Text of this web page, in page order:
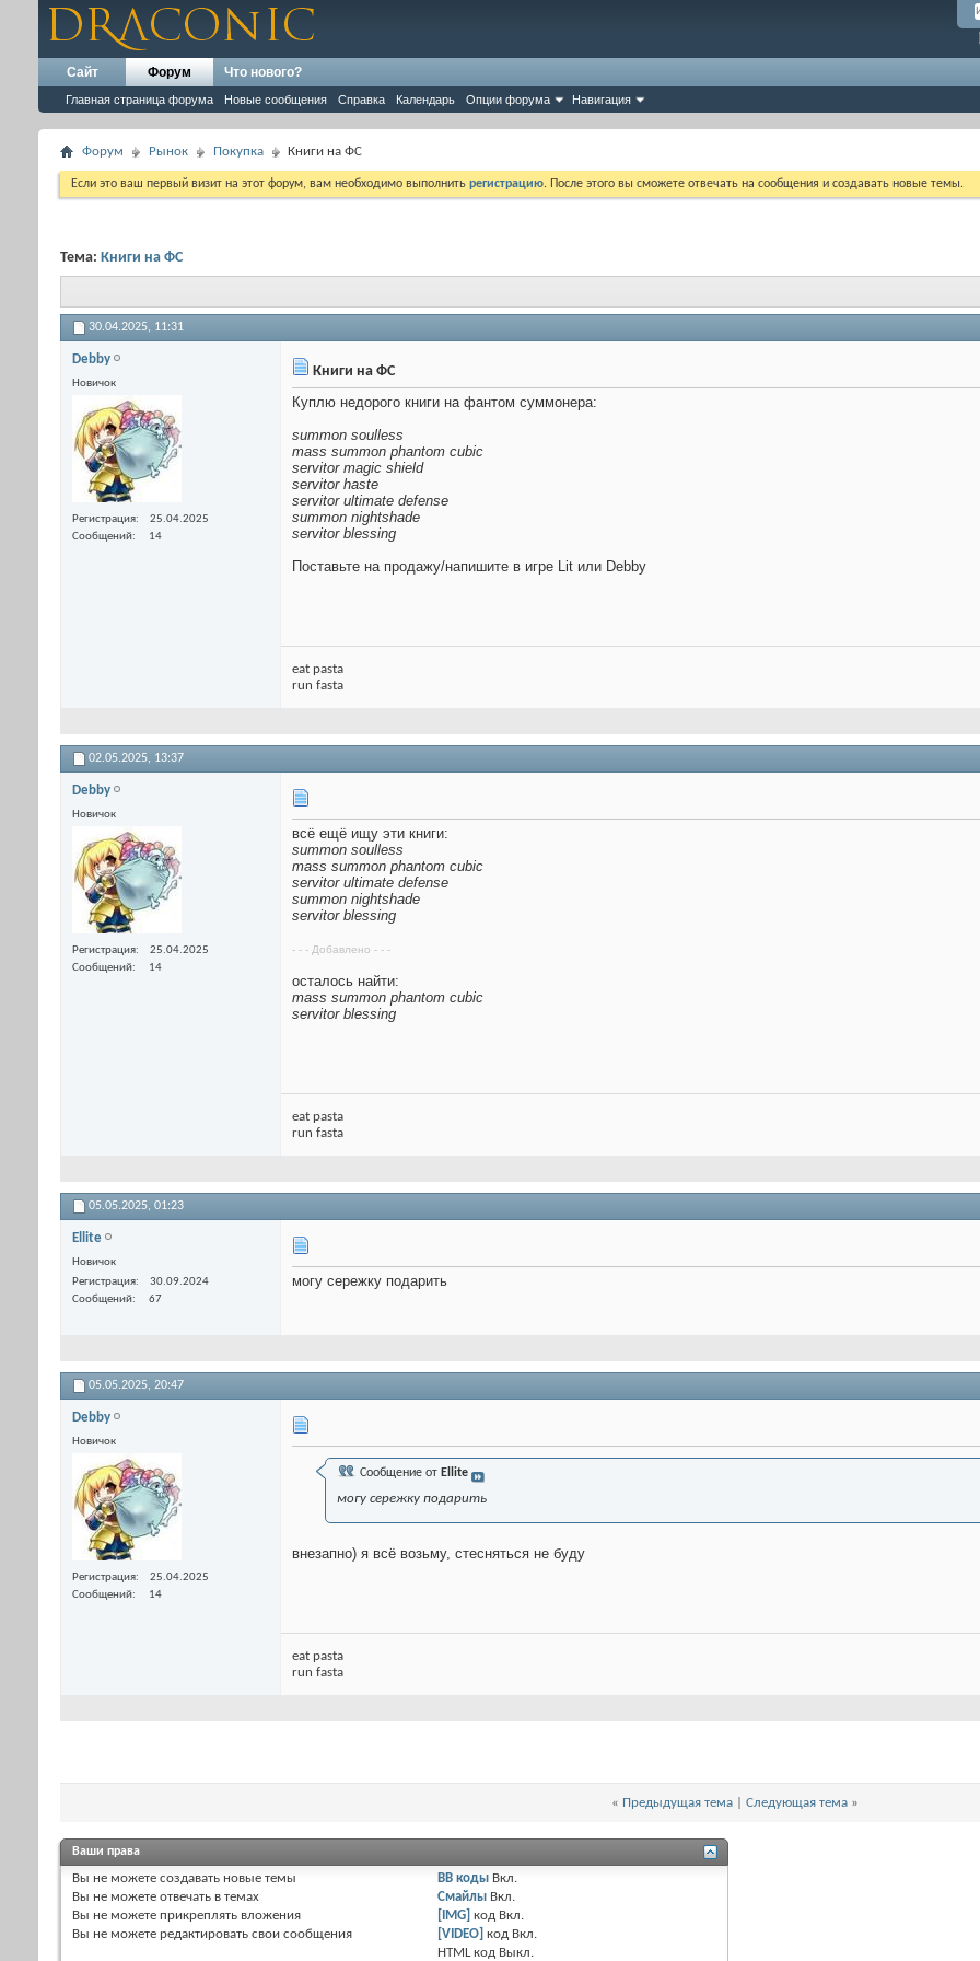
Сайт Форум
Главная страница форума Новые сообщения Справка Календарь Опции форума Навигация
Что нового?
Форум Рынок Покупка Книги на ФС
Если это ваш первый визит на этот форум, вам необходимо выполнить регистрацию. После этого вы сможете отвечать на сообщения и создавать новые темы.
Тема: Книги на ФС
30.04.2025, 11:31
Debby
Новичок
Регистрация
25.04.2025
Сообщений
14
Книги на ФС
Куплю недорого книги на фантом суммонера:
summon soulless
mass summon phantom cubic
servitor magic shield
servitor haste
servitor ultimate defense
summon nightshade
servitor blessing
Поставьте на продажу/напишите в игре Lit или Debby
eat pasta
run fasta
02.05.2025, 13:37
Debby
Новичок
Регистрация
25.04.2025
Сообщений
14
всё ещё ищу эти книги:
summon soulless
mass summon phantom cubic
servitor ultimate defense
summon nightshade
servitor blessing
- - - Добавлено - - -
осталось найти:
mass summon phantom cubic
servitor blessing
eat pasta
run fasta
05.05.2025, 01:23
Ellite
Новичок
Регистрация
30.09.2024
Сообщений
67
могу сережку подарить
05.05.2025, 20:47
Debby
Новичок
Регистрация
25.04.2025
Сообщений
14
Сообщение от Ellite
могу сережку подарить
внезапно) я всё возьму, стесняться не буду
eat pasta
run fasta
« Предыдущая тема Следующая тема »
Ваши права
Вы не можете создавать новые темы
Вы не можете отвечать в темах
Вы не можете прикреплять вложения
Вы не можете редактировать свои сообщения
BB коды Вкл.
Смайлы Вкл.
[IMG] код Вкл.
[VIDEO] код Вкл.
HTML код Выкл.